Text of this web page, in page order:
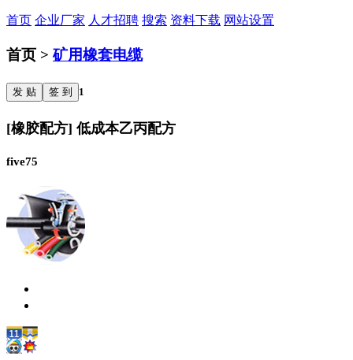
首页 企业厂家 人才招聘 搜索 资料下载 网站设置
首页 >矿用橡套电缆
发 贴 签 到 1
[橡胶配方] 低成本乙丙配方
five75